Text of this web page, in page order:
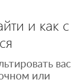
и как с
вас
или